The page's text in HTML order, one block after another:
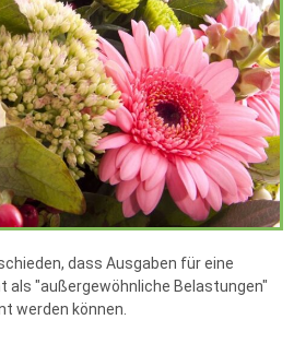
dass Ausgaben für eine
"außergewöhnliche Belastungen"
werden können.